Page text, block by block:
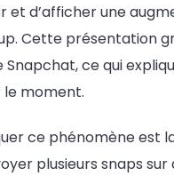
d’afficher une
Cette présentation
ce qui
le moment.
ce phénomène est
plusieurs snaps